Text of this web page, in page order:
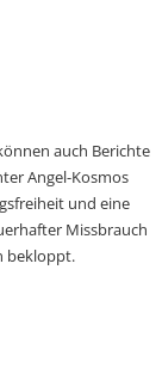
auch Berichte
Angel-Kosmos
und eine
Missbrauch
bekloppt.